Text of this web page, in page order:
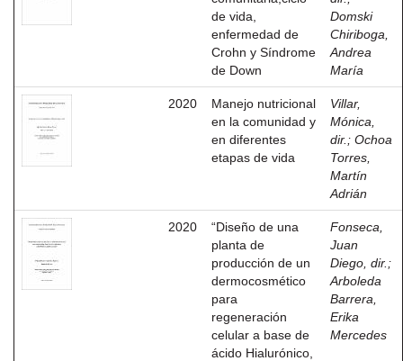
de vida,
enfermedad de
Crohn y Síndrome
de Down
Domski
Chiriboga,
Andrea
María
2020
Manejo nutricional
en la comunidad y
en diferentes
etapas de vida
Villar,
Mónica,
dir. ; Ochoa
Torres,
Martín
Adrián
2020
“Diseño de una
planta de
producción de un
dermocosmético
para
regeneración
celular a base de
ácido Hialurónico,
Fonseca,
Juan
Diego, dir. ;
Arboleda
Barrera,
Erika
Mercedes